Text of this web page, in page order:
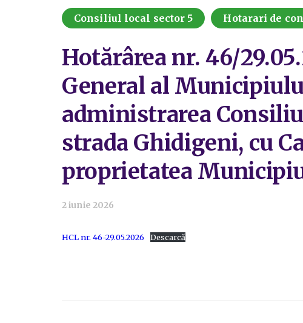
Consiliul local sector 5 Hotarari de
Hotărârea nr. 46/
General al
administrarea
strada Ghidigeni, cu
proprietatea
2 iunie 2026
HCL nr. 46-29.05.2026 Descarcă